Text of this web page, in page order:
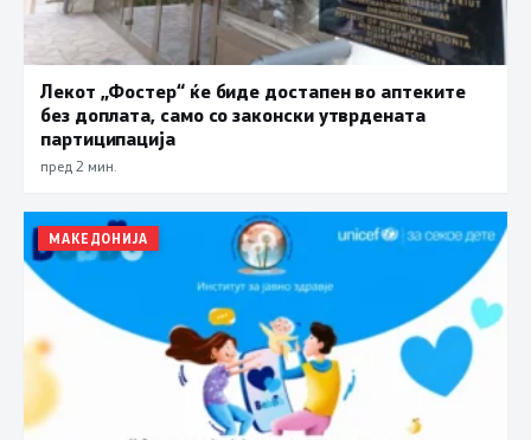
Лекот „Фостер“ ќе биде достапен во аптеките
без доплата, само со законски утврдената
партиципација
пред 2 мин.
МАКЕДОНИЈА